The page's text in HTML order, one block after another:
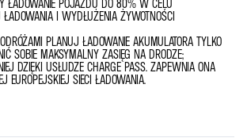
ŁADOWANIE POJAZDU DO 80% W CELU
I WYDŁUŻENIA ŻYWOTNOŚCI
PLANUJ ŁADOWANIE AKUMULATORA TYLKO
SOBIE MAKSYMALNY ZASIĘG NA DRODZE;
DZIĘKI USŁUDZE CHARGE PASS. ZAPEWNIA ONA
EUROPEJSKIEJ SIECI ŁADOWANIA.